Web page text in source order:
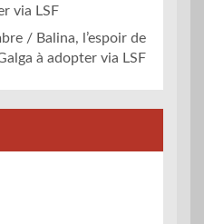
via LSF
/ Balina, l’espoir de
à adopter via LSF